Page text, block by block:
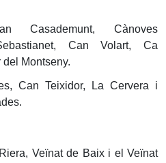
Casademunt, Cànoves
Can Volart, Ca
Montseny.
Can Teixidor, La Cervera i
Veïnat de Baix i el Veïnat